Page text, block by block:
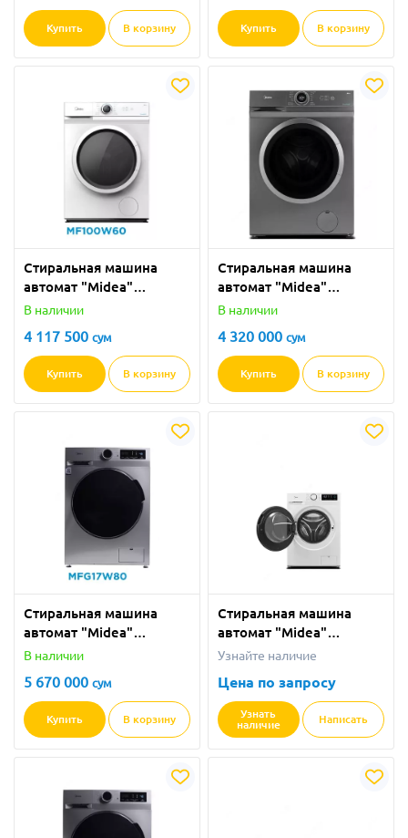
Купить В корзину Купить В корзину
Стиральная машина
автомат "Midea"
MF100W60 (Белая) 6 кг
В наличии
4 117 500 сум
Купить В корзину
Стиральная машина
автомат "Midea"
MF100W60 (Серая) 6 кг
В наличии
4 320 000 сум
Купить В корзину
Стиральная машина
автомат "Midea"
MFG17W80 (Серая) 8 кг
В наличии
5 670 000 сум
Купить В корзину
Стиральная машина
автомат "Midea"
MFG17W80 (Белая) 8 кг
Узнайте наличие
Цена по запросу
Узнать
наличие
Написать